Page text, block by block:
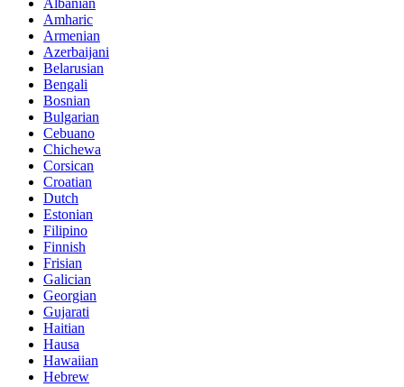
Albanian
Amharic
Armenian
Azerbaijani
Belarusian
Bengali
Bosnian
Bulgarian
Cebuano
Chichewa
Corsican
Croatian
Dutch
Estonian
Filipino
Finnish
Frisian
Galician
Georgian
Gujarati
Haitian
Hausa
Hawaiian
Hebrew